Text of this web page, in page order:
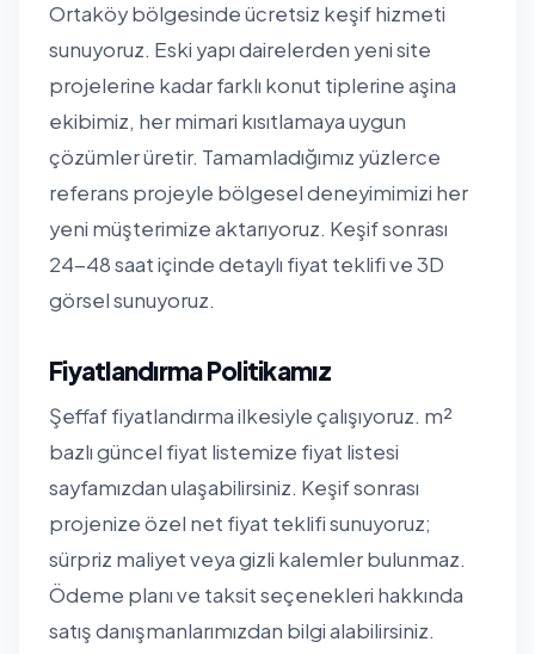
Ortaköy bölgesinde ücretsiz keşif hizmeti
sunuyoruz. Eski yapı dairelerden yeni site
projelerine kadar farklı konut tiplerine aşina
ekibimiz, her mimari kısıtlamaya uygun
çözümler üretir. Tamamladığımız yüzlerce
referans projeyle bölgesel deneyimimizi her
yeni müşterimize aktarıyoruz. Keşif sonrası
24-48 saat içinde detaylı fiyat teklifi ve 3D
görsel sunuyoruz.
Fiyatlandırma Politikamız
Şeffaf fiyatlandırma ilkesiyle çalışıyoruz. m²
bazlı güncel fiyat listemize fiyat listesi
sayfamızdanulaşabilirsiniz. Keşif sonrası
projenize özel net fiyat teklifi sunuyoruz;
sürpriz maliyet veya gizli kalemler bulunmaz.
Ödeme planı ve taksit seçenekleri hakkında
satış danışmanlarımızdan bilgi alabilirsiniz.